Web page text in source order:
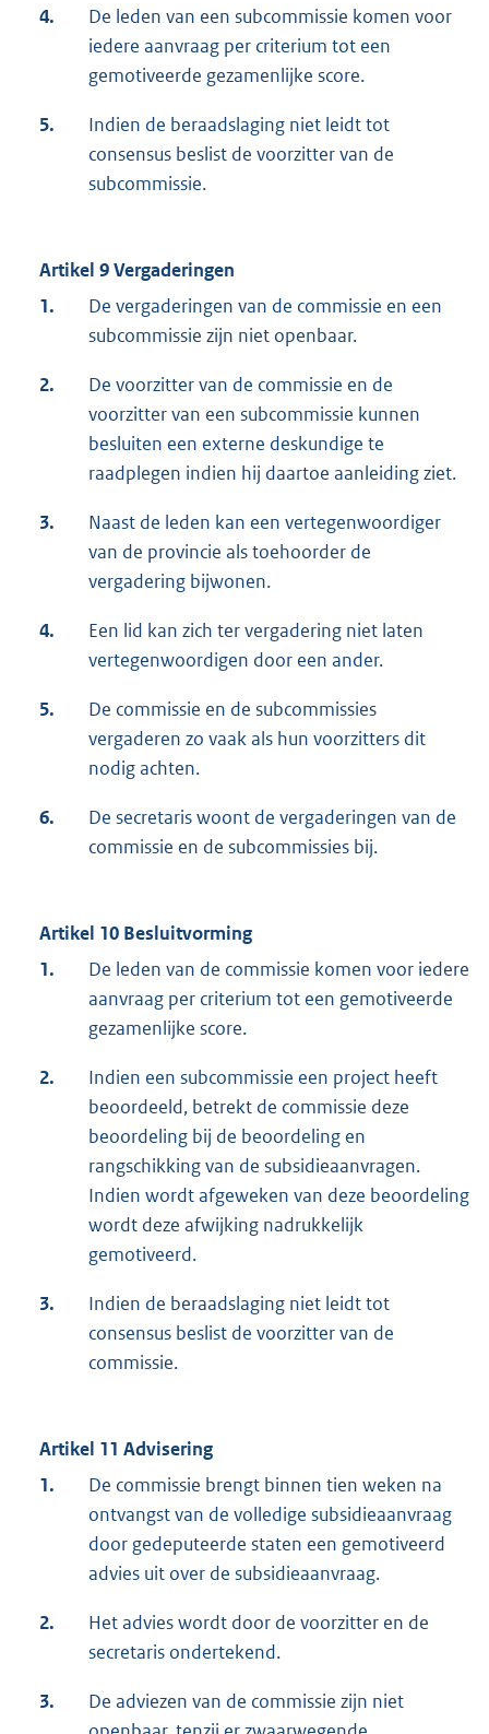
4.
De leden van een subcommissie komen voor
iedere aanvraag per criterium tot een
gemotiveerde gezamenlijke score.
5.
Indien de beraadslaging niet leidt tot
consensus beslist de voorzitter van de
subcommissie.
Artikel 9 Vergaderingen
1.
De vergaderingen van de commissie en een
subcommissie zijn niet openbaar.
2.
De voorzitter van de commissie en de
voorzitter van een subcommissie kunnen
besluiten een externe deskundige te
raadplegen indien hij daartoe aanleiding ziet.
3.
Naast de leden kan een vertegenwoordiger
van de provincie als toehoorder de
vergadering bijwonen.
4.
Een lid kan zich ter vergadering niet laten
vertegenwoordigen door een ander.
5.
De commissie en de subcommissies
vergaderen zo vaak als hun voorzitters dit
nodig achten.
6.
De secretaris woont de vergaderingen van de
commissie en de subcommissies bij.
Artikel 10 Besluitvorming
1.
De leden van de commissie komen voor iedere
aanvraag per criterium tot een gemotiveerde
gezamenlijke score.
2.
Indien een subcommissie een project heeft
beoordeeld, betrekt de commissie deze
beoordeling bij de beoordeling en
rangschikking van de subsidieaanvragen.
Indien wordt afgeweken van deze beoordeling
wordt deze afwijking nadrukkelijk
gemotiveerd.
3.
Indien de beraadslaging niet leidt tot
consensus beslist de voorzitter van de
commissie.
Artikel 11 Advisering
1.
De commissie brengt binnen tien weken na
ontvangst van de volledige subsidieaanvraag
door gedeputeerde staten een gemotiveerd
advies uit over de subsidieaanvraag.
2.
Het advies wordt door de voorzitter en de
secretaris ondertekend.
3.
De adviezen van de commissie zijn niet